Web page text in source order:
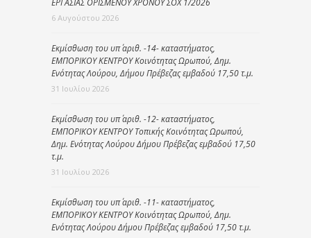
6 Αυγούστου 2026
Εκμίσθωση του υπ΄ αριθ. -14- καταστήματος,
ΕΜΠΟΡΙΚΟΥ ΚΕΝΤΡΟΥ Κοινότητας Ωρωπού, Δημ.
Ενότητας Λούρου, Δήμου Πρέβεζας εμβαδού 17,50 τ.μ.
31 Ιουλίου 2026
Εκμίσθωση του υπ΄ αριθ. -12- καταστήματος,
ΕΜΠΟΡΙΚΟΥ ΚΕΝΤΡΟΥ Τοπικής Κοινότητας Ωρωπού,
Δημ. Ενότητας Λούρου Δήμου Πρέβεζας εμβαδού 17,50
τ.μ.
31 Ιουλίου 2026
Εκμίσθωση του υπ΄ αριθ. -11- καταστήματος,
ΕΜΠΟΡΙΚΟΥ ΚΕΝΤΡΟΥ Κοινότητας Ωρωπού, Δημ.
Ενότητας Λούρου Δήμου Πρέβεζας εμβαδού 17,50 τ.μ.